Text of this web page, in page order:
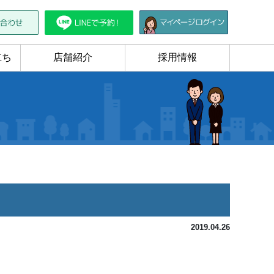
店舗紹介 採用情報
2019.04.26